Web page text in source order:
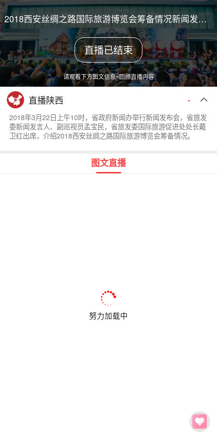
2018西安丝绸之路国际旅游博览会筹备情况新闻发布会
直播已结束
请观看下方图文信息~回顾直播内容
直播陕西
-
2018年3月22日上午10时，省政府新闻办举行新闻发布会，省旅发
委新闻发言人、副巡视员孟宝民，省旅发委国际旅游促进处处长戴
卫红出席，介绍2018西安丝绸之路国际旅游博览会筹备情况。
图文直播
努力加载中